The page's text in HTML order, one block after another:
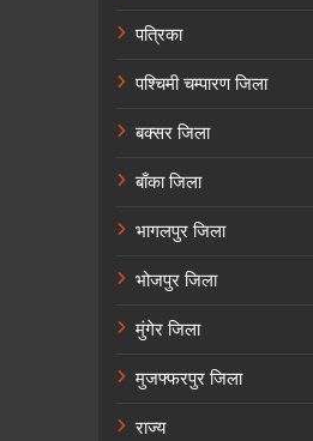
पत्रिका
पश्चिमी चम्पारण जिला
बक्सर जिला
बाँका जिला
भागलपुर जिला
भोजपुर जिला
मुंगेर जिला
मुजफ्फरपुर जिला
राज्य